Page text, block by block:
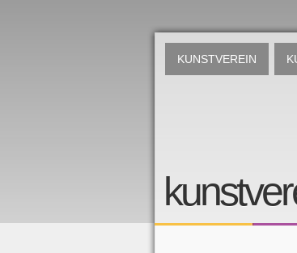
KUNSTVEREIN